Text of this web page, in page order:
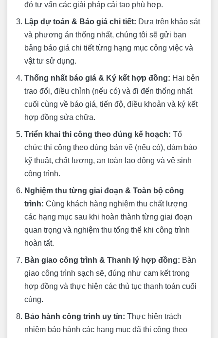
đó tư vấn các giải pháp cải tạo phù hợp.
Lập dự toán & Báo giá chi tiết: Dựa trên khảo sát
và phương án thống nhất, chúng tôi sẽ gửi bạn
bảng báo giá chi tiết từng hạng mục công việc và
vật tư sử dụng.
Thống nhất báo giá & Ký kết hợp đồng: Hai bên
trao đổi, điều chỉnh (nếu có) và đi đến thống nhất
cuối cùng về báo giá, tiến độ, điều khoản và ký kết
hợp đồng sửa chữa.
Triển khai thi công theo đúng kế hoạch: Tổ
chức thi công theo đúng bản vẽ (nếu có), đảm bảo
kỹ thuật, chất lượng, an toàn lao động và vệ sinh
công trình.
Nghiệm thu từng giai đoạn & Toàn bộ công
trình: Cùng khách hàng nghiệm thu chất lượng
các hạng mục sau khi hoàn thành từng giai đoạn
quan trọng và nghiệm thu tổng thể khi công trình
hoàn tất.
Bàn giao công trình & Thanh lý hợp đồng: Bàn
giao công trình sạch sẽ, đúng như cam kết trong
hợp đồng và thực hiện các thủ tục thanh toán cuối
cùng.
Bảo hành công trình uy tín: Thực hiện trách
nhiệm bảo hành các hạng mục đã thi công theo